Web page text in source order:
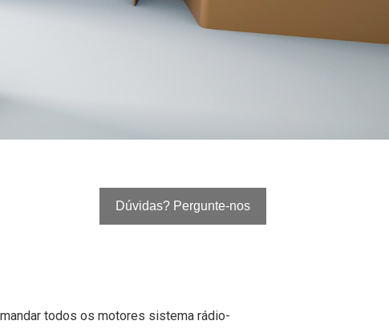
Dúvidas? Pergunte-nos
todos os motores sistema rádio-